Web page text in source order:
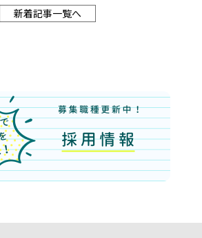
新着記事一覧へ